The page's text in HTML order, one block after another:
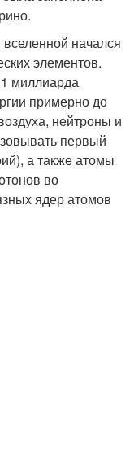
начался
элементов.
миллиарда
примерно до
нейтроны и
первый
а также атомы
во
ядер атомов